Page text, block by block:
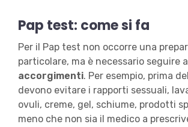
Pap test: come si fa
Per il Pap test non occorre una
particolare, ma è necessario seguire
accorgimenti. Per esempio, prima
devono evitare i rapporti sessuali,
ovuli, creme, gel, schiume, prodotti
meno che non sia il medico a